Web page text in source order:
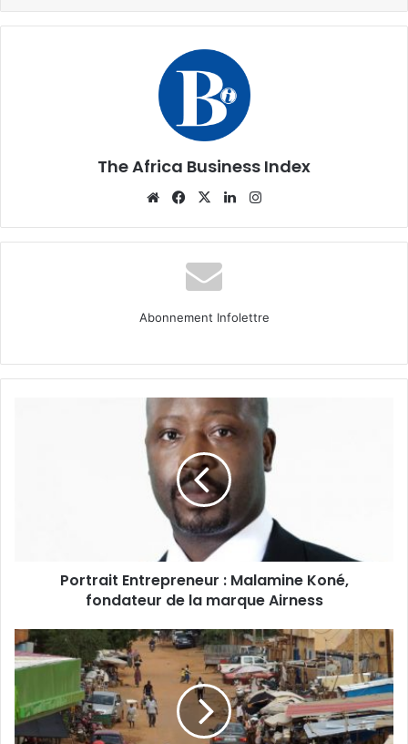
The Africa Business Index
WebsiteFacebook
X Linkedin
Abonnement Infolettre
Portrait Entrepreneur : Malamine Koné,
fondateur de la marque Airness
Niger
:
les
premiers
effets
des